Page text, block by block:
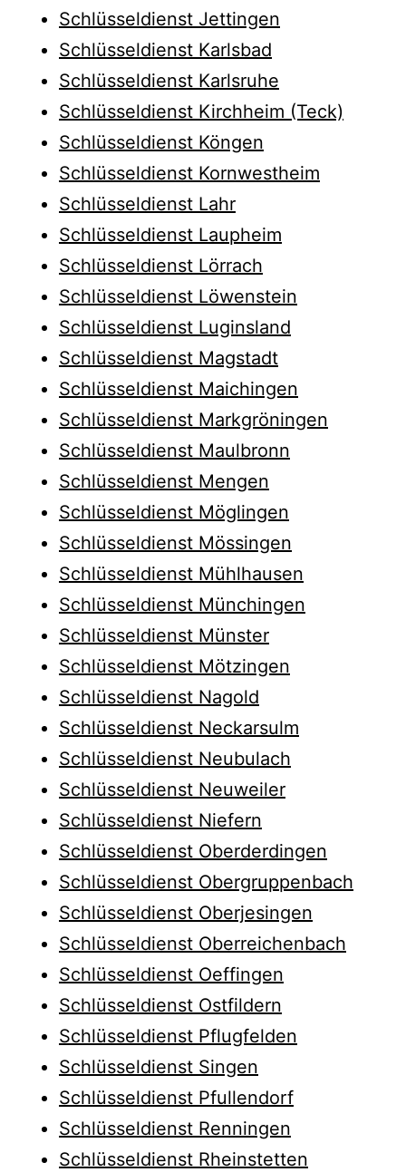
Schlüsseldienst Jettingen
Schlüsseldienst Karlsbad
Schlüsseldienst Karlsruhe
Schlüsseldienst Kirchheim (Teck)
Schlüsseldienst Köngen
Schlüsseldienst Kornwestheim
Schlüsseldienst Lahr
Schlüsseldienst Laupheim
Schlüsseldienst Lörrach
Schlüsseldienst Löwenstein
Schlüsseldienst Luginsland
Schlüsseldienst Magstadt
Schlüsseldienst Maichingen
Schlüsseldienst Markgröningen
Schlüsseldienst Maulbronn
Schlüsseldienst Mengen
Schlüsseldienst Möglingen
Schlüsseldienst Mössingen
Schlüsseldienst Mühlhausen
Schlüsseldienst Münchingen
Schlüsseldienst Münster
Schlüsseldienst Mötzingen
Schlüsseldienst Nagold
Schlüsseldienst Neckarsulm
Schlüsseldienst Neubulach
Schlüsseldienst Neuweiler
Schlüsseldienst Niefern
Schlüsseldienst Oberderdingen
Schlüsseldienst Obergruppenbach
Schlüsseldienst Oberjesingen
Schlüsseldienst Oberreichenbach
Schlüsseldienst Oeffingen
Schlüsseldienst Ostfildern
Schlüsseldienst Pflugfelden
Schlüsseldienst Singen
Schlüsseldienst Pfullendorf
Schlüsseldienst Renningen
Schlüsseldienst Rheinstetten